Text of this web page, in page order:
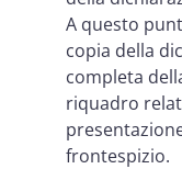
A questo
copia della
completa
riquadro
frontespizio.